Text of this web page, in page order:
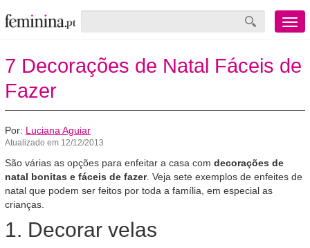
Menu
mobile
7 Decorações de Natal Fáceis de
Fazer
Por: Luciana Aguiar
Atualizado em 12/12/2013
São várias as opções para enfeitar a casa com decorações de
natal bonitas e fáceis de fazer. Veja sete exemplos de enfeites de
natal que podem ser feitos por toda a família, em especial as
crianças.
1. Decorar velas